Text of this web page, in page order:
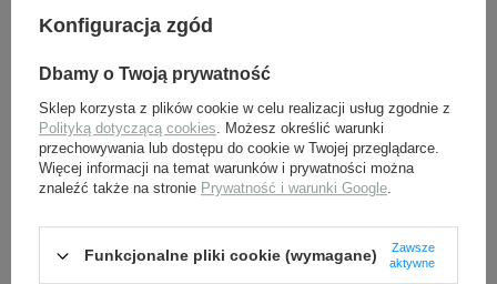
Niezbędnik niemiecki
29,00 zł
Tarczki WH tropikalne na
hełm korkowy - replika
99,00 zł
Konfiguracja zgód
Dbamy o Twoją prywatność
Sklep korzysta z plików cookie w celu realizacji usług zgodnie z
Polityką dotyczącą cookies. Możesz określić warunki
przechowywania lub dostępu do cookie w Twojej przeglądarce.
Więcej informacji na temat warunków i prywatności można
znaleźć także na stronie Prywatność i warunki Google.
Funkcjonalne pliki cookie (wymagane)
Zawsze
aktywne